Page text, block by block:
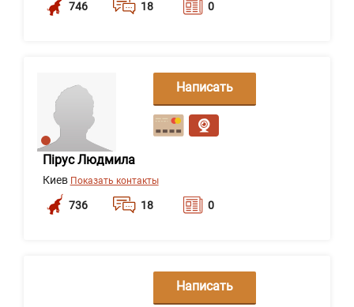
746 18 0
Пірус Людмила
Киев Показать контакты
736 18 0
Написать
сообщение
Написать